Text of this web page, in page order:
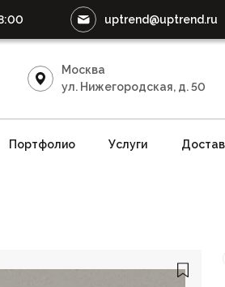
uptrend@uptrend.ru
Москва
ул. Нижегородская, д. 50
Портфолио Услуги